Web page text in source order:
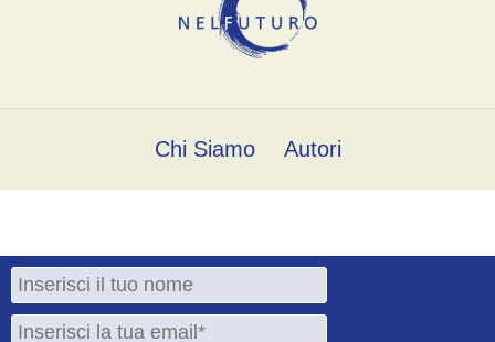
Chi Siamo Autori